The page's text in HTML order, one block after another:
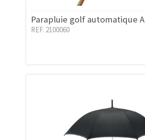
Parapluie golf automatique
REF. 2100060